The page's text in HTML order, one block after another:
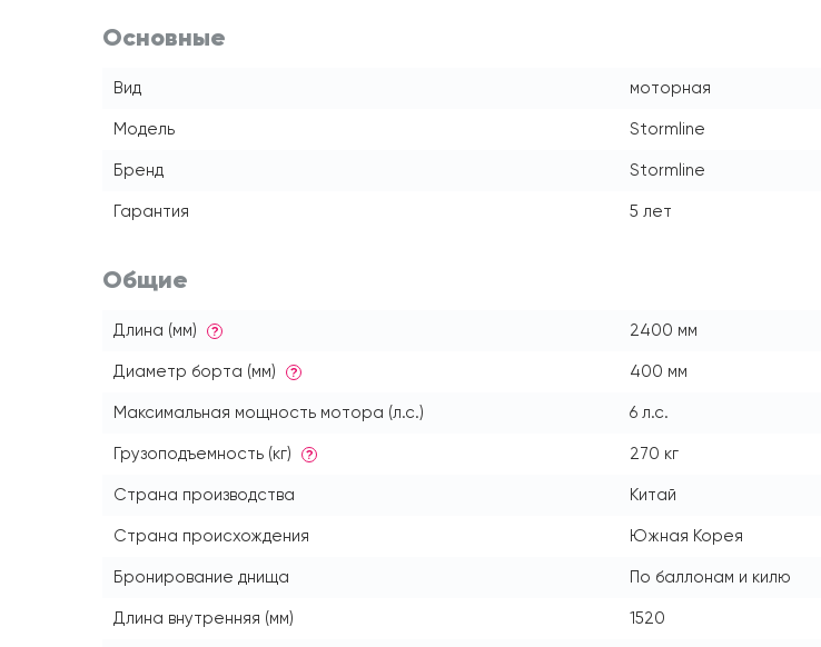
Основные
Вид моторная
Модель Stormline
Бренд Stormline
Гарантия 5 лет
Общие
Длина (мм) ? 2400 мм
Диаметр борта (мм) ? 400 мм
Максимальная мощность мотора (л.с.) 6 л.с.
Грузоподъемность (кг) ? 270 кг
Страна производства Китай
Страна происхождения Южная Корея
Бронирование днища По баллонам и килю
Длина внутренняя (мм) 1520